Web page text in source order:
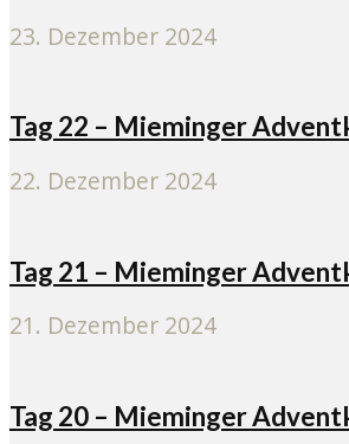
23. Dezember 2024
Tag 22 – Mieminger
22. Dezember 2024
Tag 21 – Mieminger
21. Dezember 2024
Tag 20 – Mieminger